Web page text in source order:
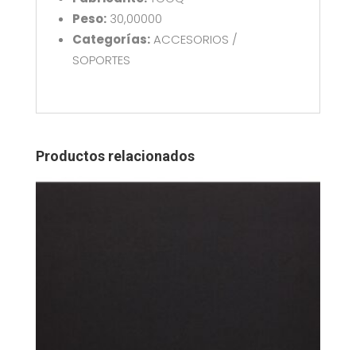
Peso:30,00000
Categorías:ACCESORIOS /
SOPORTES
Productos relacionados